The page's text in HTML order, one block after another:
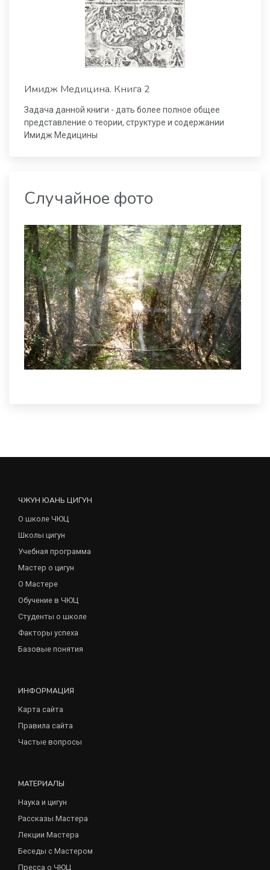
Имидж Медицина. Книга 2
Задача данной книги - дать более полное общее
представление о теории, структуре и содержании
Имидж Медицины
Случайное фото
ЧЖУН ЮАНЬ ЦИГУН
О школе ЧЮЦ
Школы цигун
Учебная программа
Мастер о цигун
О Мастере
Обучение в ЧЮЦ
Студенты о школе
Факторы успеха
Базовые понятия
ИНФОРМАЦИЯ
Карта сайта
Правила сайта
Частые вопросы
МАТЕРИАЛЫ
Наука и цигун
Рассказы Мастера
Лекции Мастера
Беседы с Мастером
Пресса о ЧЮЦ